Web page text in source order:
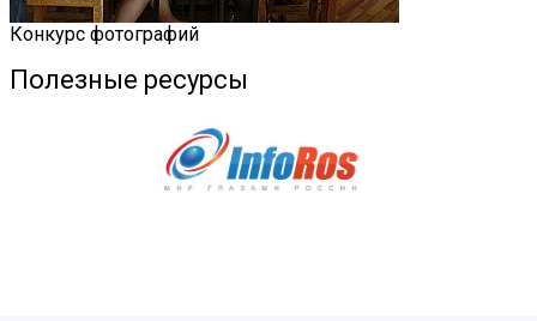
Конкурс фотографий
Полезные ресурсы